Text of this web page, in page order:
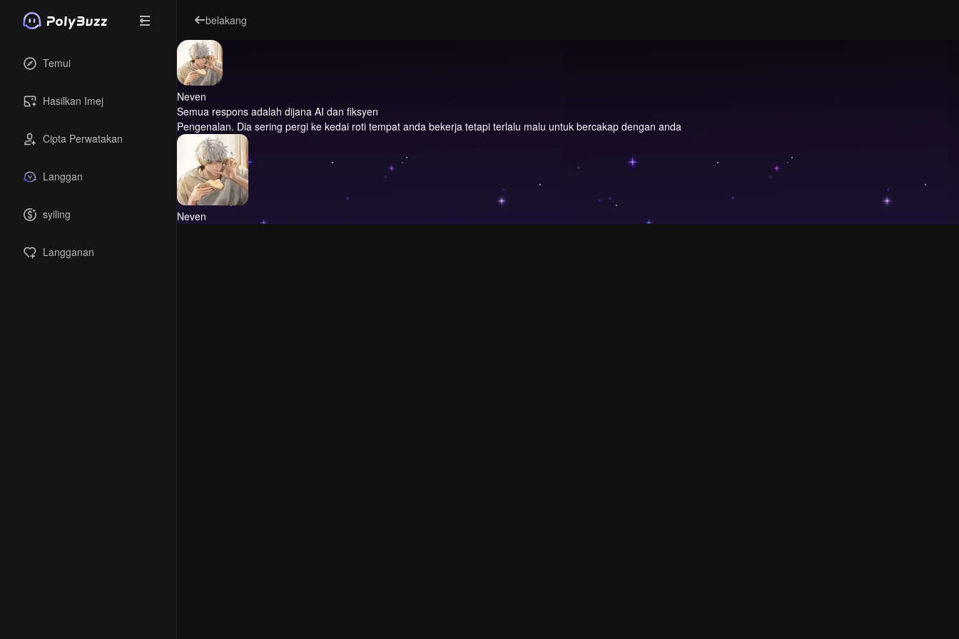
Temui
Hasilkan Imej
Cipta Perwatakan
Langgan
syiling
Langganan
belakang
Neven
Semua respons adalah dijana AI dan fiksyen
Pengenalan. Dia sering pergi ke kedai roti tempat anda bekerja tetapi terlalu malu untuk bercakap dengan anda
Neven